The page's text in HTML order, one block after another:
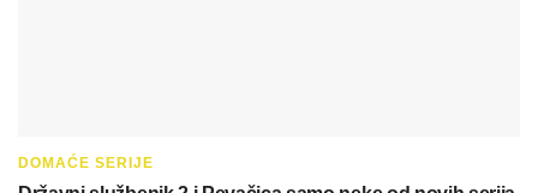
DOMAĆE SERIJE